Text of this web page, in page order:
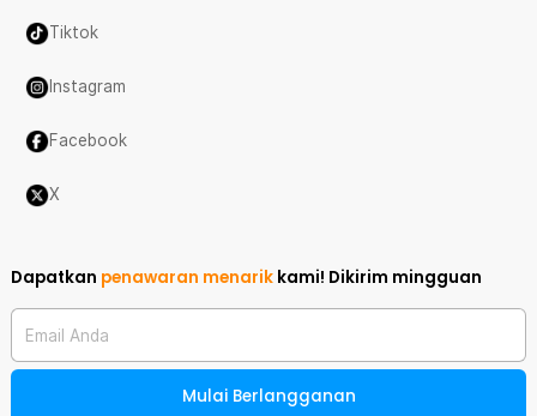
Tiktok
Instagram
Facebook
X
Dapatkan penawaran menarik kami! Dikirim mingguan
Email Anda
Mulai Berlangganan